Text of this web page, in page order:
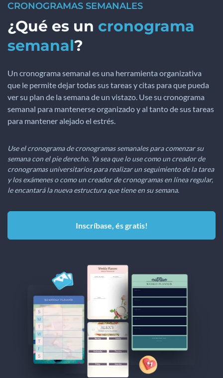
CRONOGRAMAS SEMANALES
¿Qué es un cronograma
semanal?
Un cronograma semanal es una herramienta organizativa
que le permite dejar todas sus tareas y citas para que pueda
ver su plan de la semana de un vistazo. Use su cronograma
semanal para mantenerse organizado y al tanto de sus tareas
para mantener alejado el estrés.
Use el cronograma de cronogramas semanales para comenzar su
semana con el pie derecho. Ya sea que lo use como un creador de
cronogramas universitarios para realizar un seguimiento de la tarea
y los exámenes o como un creador de cronogramas en línea regular,
le encantará la nueva estructura que tiene en su semana.
Inscríbase, és gratis!